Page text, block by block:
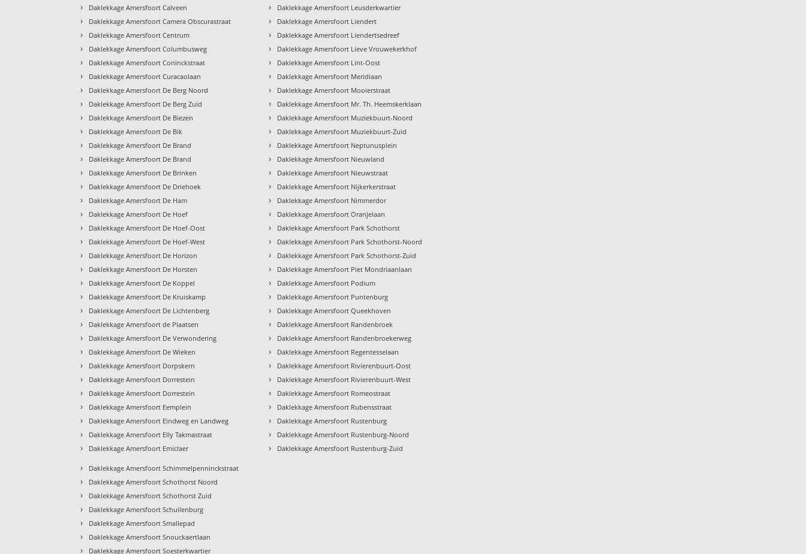
› Daklekkage Amersfoort Calveen
› Daklekkage Amersfoort Camera Obscurastraat
› Daklekkage Amersfoort Centrum
› Daklekkage Amersfoort Columbusweg
› Daklekkage Amersfoort Coninckstraat
› Daklekkage Amersfoort Curacaolaan
› Daklekkage Amersfoort De Berg Noord
› Daklekkage Amersfoort De Berg Zuid
› Daklekkage Amersfoort De Biezen
› Daklekkage Amersfoort De Bik
› Daklekkage Amersfoort De Brand
› Daklekkage Amersfoort De Brand
› Daklekkage Amersfoort De Brinken
› Daklekkage Amersfoort De Driehoek
› Daklekkage Amersfoort De Ham
› Daklekkage Amersfoort De Hoef
› Daklekkage Amersfoort De Hoef-Oost
› Daklekkage Amersfoort De Hoef-West
› Daklekkage Amersfoort De Horizon
› Daklekkage Amersfoort De Horsten
› Daklekkage Amersfoort De Koppel
› Daklekkage Amersfoort De Kruiskamp
› Daklekkage Amersfoort De Lichtenberg
› Daklekkage Amersfoort de Plaatsen
› Daklekkage Amersfoort De Verwondering
› Daklekkage Amersfoort De Wieken
› Daklekkage Amersfoort Dorpskern
› Daklekkage Amersfoort Dorrestein
› Daklekkage Amersfoort Dorrestein
› Daklekkage Amersfoort Eemplein
› Daklekkage Amersfoort Eindweg en Landweg
› Daklekkage Amersfoort Elly Takmastraat
› Daklekkage Amersfoort Emiclaer
› Daklekkage Amersfoort Leusderkwartier
› Daklekkage Amersfoort Liendert
› Daklekkage Amersfoort Liendertsedreef
› Daklekkage Amersfoort Lieve Vrouwekerkhof
› Daklekkage Amersfoort Lint-Oost
› Daklekkage Amersfoort Meridiaan
› Daklekkage Amersfoort Mooierstraat
› Daklekkage Amersfoort Mr. Th. Heemskerklaan
› Daklekkage Amersfoort Muziekbuurt-Noord
› Daklekkage Amersfoort Muziekbuurt-Zuid
› Daklekkage Amersfoort Neptunusplein
› Daklekkage Amersfoort Nieuwland
› Daklekkage Amersfoort Nieuwstraat
› Daklekkage Amersfoort Nijkerkerstraat
› Daklekkage Amersfoort Nimmerdor
› Daklekkage Amersfoort Oranjelaan
› Daklekkage Amersfoort Park Schothorst
› Daklekkage Amersfoort Park Schothorst-Noord
› Daklekkage Amersfoort Park Schothorst-Zuid
› Daklekkage Amersfoort Piet Mondriaanlaan
› Daklekkage Amersfoort Podium
› Daklekkage Amersfoort Puntenburg
› Daklekkage Amersfoort Queekhoven
› Daklekkage Amersfoort Randenbroek
› Daklekkage Amersfoort Randenbroekerweg
› Daklekkage Amersfoort Regentesselaan
› Daklekkage Amersfoort Rivierenbuurt-Oost
› Daklekkage Amersfoort Rivierenbuurt-West
› Daklekkage Amersfoort Romeostraat
› Daklekkage Amersfoort Rubensstraat
› Daklekkage Amersfoort Rustenburg
› Daklekkage Amersfoort Rustenburg-Noord
› Daklekkage Amersfoort Rustenburg-Zuid
› Daklekkage Amersfoort Schimmelpenninckstraat
› Daklekkage Amersfoort Schothorst Noord
› Daklekkage Amersfoort Schothorst Zuid
› Daklekkage Amersfoort Schuilenburg
› Daklekkage Amersfoort Smallepad
› Daklekkage Amersfoort Snouckaertlaan
› Daklekkage Amersfoort Soesterkwartier